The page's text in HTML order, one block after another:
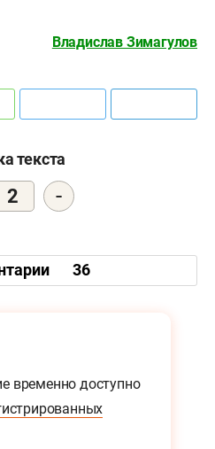
Владислав Зимагулов
текста
2 -
36
временно доступно